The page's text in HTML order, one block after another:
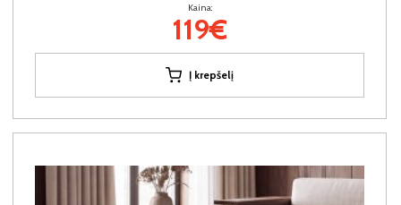
Kaina:
119€
Į krepšelį